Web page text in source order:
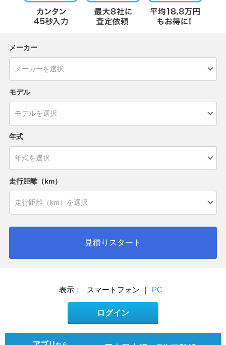
メーカー
モデル
年式
走行距離（km）
見積りスタート
表示： スマートフォン | PC
ログイン